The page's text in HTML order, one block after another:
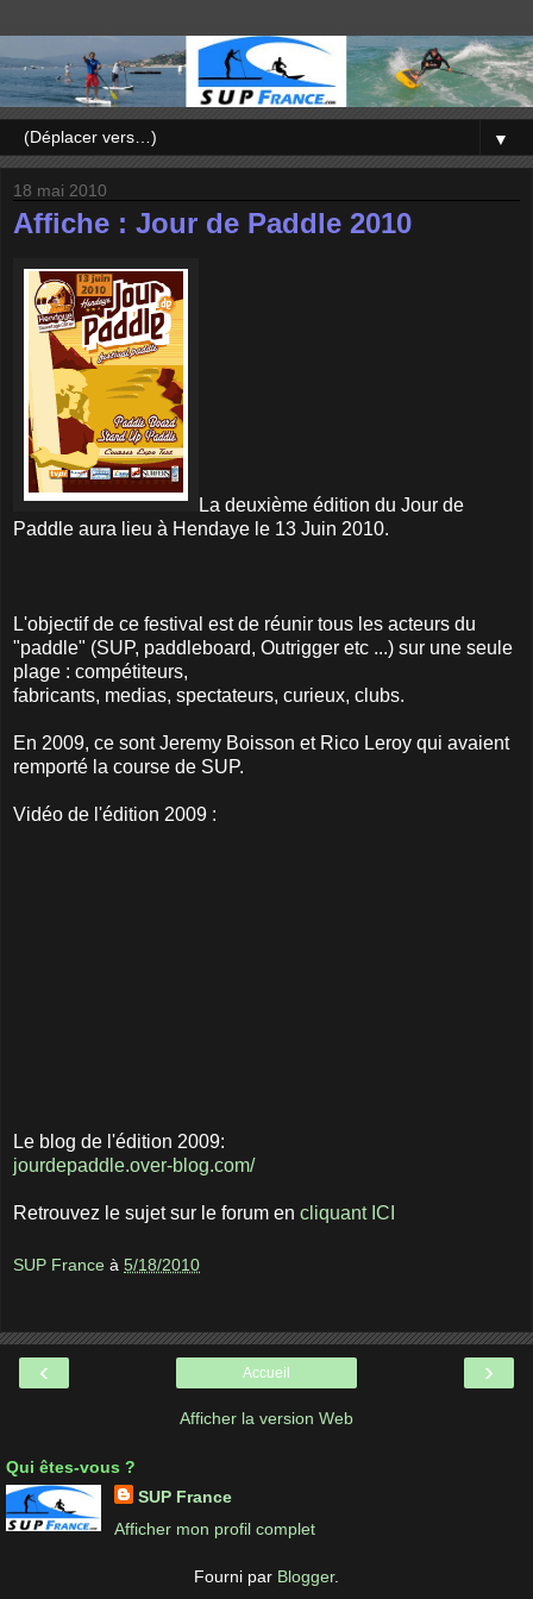
▼
18 mai 2010
Affiche : Jour de Paddle 2010
La deuxième édition du Jour de
Paddle aura lieu à Hendaye le 13 Juin 2010.
L'objectif de ce festival est de réunir tous les acteurs du
"paddle" (SUP, paddleboard, Outrigger etc ...) sur une seule
plage : compétiteurs,
fabricants, medias, spectateurs, curieux, clubs.
En 2009, ce sont Jeremy Boisson et Rico Leroy qui avaient
remporté la course de SUP.
Vidéo de l'édition 2009 :
Le blog de l'édition 2009:
jourdepaddle.over-blog.com/
Retrouvez le sujet sur le forum en cliquant ICI
SUP France à 5/18/2010
‹ ›
Accueil
Afficher la version Web
Qui êtes-vous ?
SUP France
Afficher mon profil complet
Fourni par Blogger.